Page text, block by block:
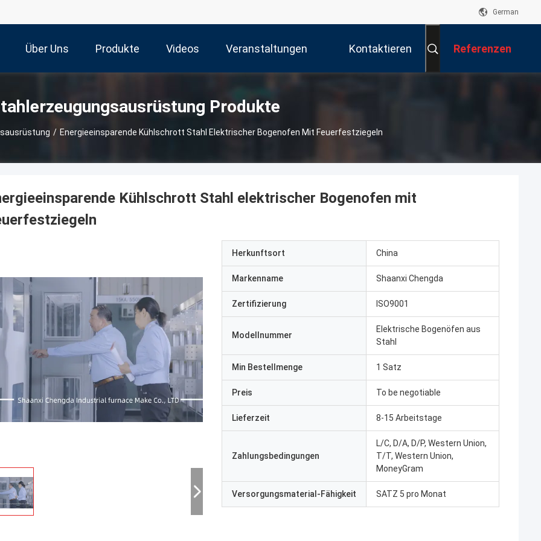
German
Über Uns Produkte Videos Veranstaltungen Kontaktieren Referenzen
Produkte
/ Energieeinsparende Kühlschrott Stahl Elektrischer Bogenofen Mit Feuerfestziegeln
Kühlschrott Stahl elektrischer Bogenofen mit
Herkunftsort China
Markenname Shaanxi Chengda
Zertifizierung ISO9001
Modellnummer
Elektrische Bogenöfen aus
Stahl
Min Bestellmenge 1 Satz
Preis To be negotiable
Lieferzeit 8-15 Arbeitstage
Zahlungsbedingungen
L/C, D/A, D/P, Western Union,
T/T, Western Union,
MoneyGram
Versorgungsmaterial-Fähigkeit SATZ 5 pro Monat